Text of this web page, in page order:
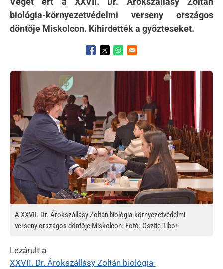
biológia-környezetvédelmi verseny országos
döntője Miskolcon. Kihirdették a győzteseket.
Opens in a new window
Opens in a new window
Opens in a new window
Kép
A XXVII. Dr. Árokszállásy Zoltán biológia-környezetvédelmi
verseny országos döntője Miskolcon. Fotó: Osztie Tibor
Lezárult a
XXVII. Dr. Árokszállásy Zoltán biológia-